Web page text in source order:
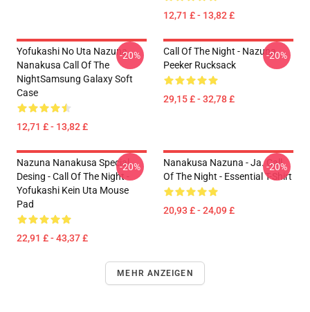
12,71 £ - 13,82 £
Yofukashi No Uta Nazuna
Nanakusa Call Of The
NightSamsung Galaxy Soft
Case
12,71 £ - 13,82 £
-20%
Call Of The Night - Nazuna
Peeker Rucksack
29,15 £ - 32,78 £
-20%
Nazuna Nanakusa Special
Desing - Call Of The Night -
Yofukashi Kein Uta Mouse
Pad
22,91 £ - 43,37 £
-20%
Nanakusa Nazuna - Ja. Call
Of The Night - Essential T-Shirt
20,93 £ - 24,09 £
-20%
MEHR ANZEIGEN